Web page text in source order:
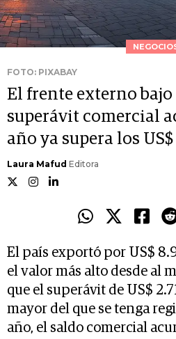
FOTO: PIXABAY
El frente externo bajo
superávit comercial
año ya supera los
Laura Mafud Editora
El país exportó por US$
el valor más alto desde al
que el superávit de US$
mayor del que se tenga
año, el saldo comercial